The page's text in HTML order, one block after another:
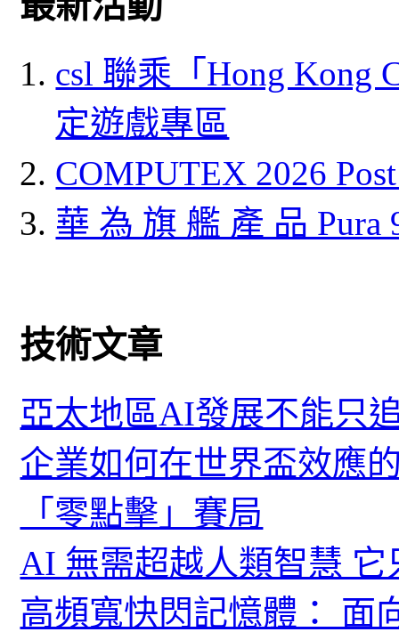
csl 聯乘「Hong Kong
定遊戲專區
COMPUTEX 2026
華 為 旗 艦 產 品 Pura
技術文章
亞太地區AI發展不能只
企業如何在世界盃效應
「零點擊」賽局
AI 無需超越人類智慧
高頻寬快閃記憶體： 面